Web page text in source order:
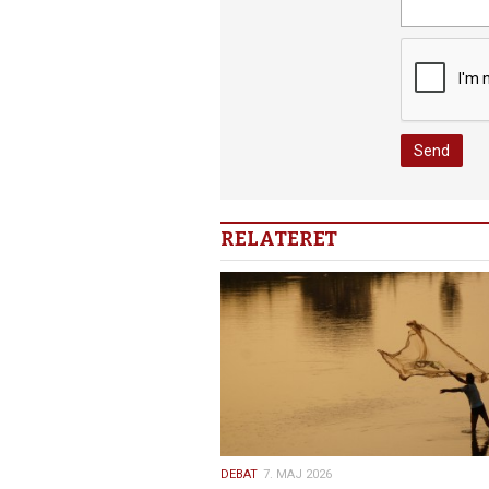
RELATERET
7.
DEBAT 7. MAJ 2026